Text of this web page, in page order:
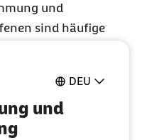
DEU
und
und
sind häufige
der Demenz ist
Traumen.
durch
Betroffene